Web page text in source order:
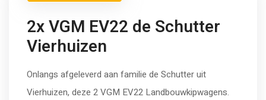
2x VGM EV22 de Schutter
Vierhuizen
Onlangs afgeleverd aan familie de Schutter uit
Vierhuizen, deze 2 VGM EV22 Landbouwkipwagens.